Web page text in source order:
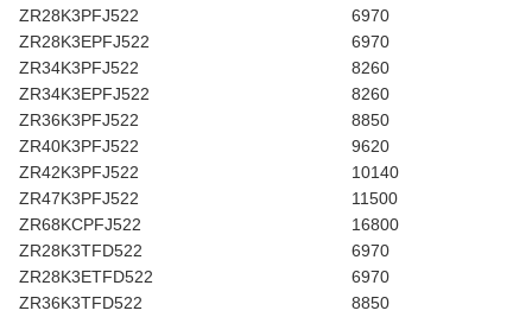
ZR28K3PFJ522
6970
ZR28K3EPFJ522
6970
ZR34K3PFJ522
8260
ZR34K3EPFJ522
8260
ZR36K3PFJ522
8850
ZR40K3PFJ522
9620
ZR42K3PFJ522
10140
ZR47K3PFJ522
11500
ZR68KCPFJ522
16800
ZR28K3TFD522
6970
ZR28K3ETFD522
6970
ZR36K3TFD522
8850